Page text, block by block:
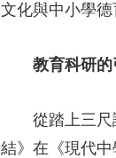
文化與中小學
教育科研
從踏上三
結》在《現代